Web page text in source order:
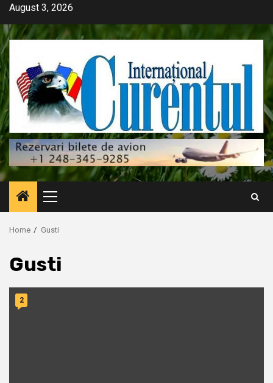
Skip
content
August 3, 2026
Primary
Menu
Home Gusti
Gusti
2